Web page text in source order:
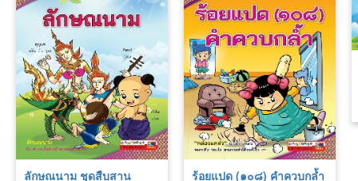
ลักษณนาม ชุดสืบสาน
ร้อยแปด (๑๐๘) คำควบกล้ำ